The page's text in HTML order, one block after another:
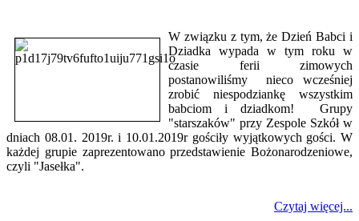
W związku z tym, że Dzień Babci i
Dziadka wypada w tym roku w
czasie ferii zimowych
postanowiliśmy nieco wcześniej
zrobić niespodziankę wszystkim
babciom i dziadkom! Grupy
"starszaków" przy Zespole Szkół w
dniach 08.01. 2019r. i 10.01.2019r gościły wyjątkowych gości. W
każdej grupie zaprezentowano przedstawienie Bożonarodzeniowe,
czyli "Jasełka".
Czytaj więcej...